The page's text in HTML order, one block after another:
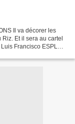
Il va décorer les
Et il sera au cartel
Francisco ESPLÁ